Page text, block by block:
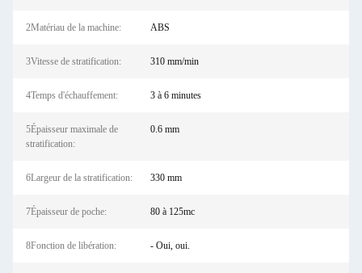
2Matériau de la machine: ABS
3Vitesse de stratification: 310 mm/min
4Temps d'échauffement: 3 à 6 minutes
5Épaisseur maximale de
stratification:
0.6 mm
6Largeur de la stratification: 330 mm
7Épaisseur de poche: 80 à 125mc
8Fonction de libération: - Oui, oui.